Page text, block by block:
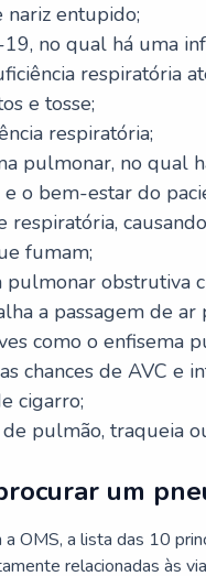
nariz entupido;
no qual há uma
respiratória
e tosse;
respiratória;
pulmonar, no qual
e o bem-estar do
respiratória,
fumam;
pulmonar obstrutiva
a passagem de
como o enfisema
chances de AVC e
cigarro;
de pulmão, traqueia
um
OMS, a lista das 10
relacionadas às